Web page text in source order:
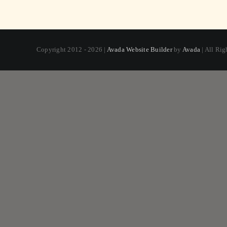
Copyright 2012 - 2026 | Avada Website Builderby Avada| All